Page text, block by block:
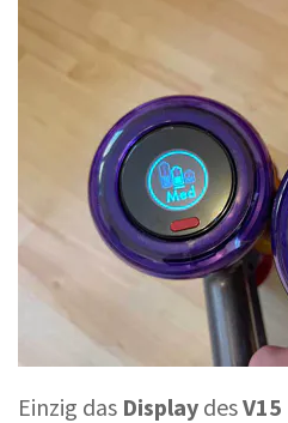
Einzig das Display desV15